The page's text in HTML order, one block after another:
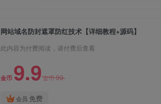
网站域名防封遮罩防红技术【详细教程+源码】
此内容为付费阅读，请付费后查看
金币 9.9金币99
会员 免费